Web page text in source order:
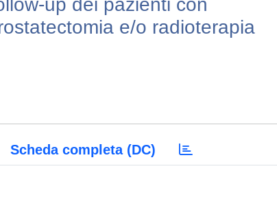
up dei pazienti con
e/o radioterapia
Scheda completa (DC)